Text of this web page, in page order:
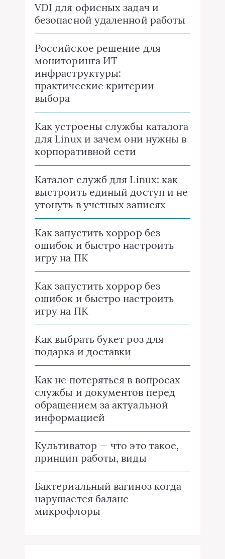
VDI для офисных задач и
безопасной удаленной работы
Российское решение для
мониторинга ИТ-
инфраструктуры:
практические критерии
выбора
Как устроены службы каталога
для Linux и зачем они нужны в
корпоративной сети
Каталог служб для Linux: как
выстроить единый доступ и не
утонуть в учетных записях
Как запустить хоррор без
ошибок и быстро настроить
игру на ПК
Как запустить хоррор без
ошибок и быстро настроить
игру на ПК
Как выбрать букет роз для
подарка и доставки
Как не потеряться в вопросах
службы и документов перед
обращением за актуальной
информацией
Культиватор — что это такое,
принцип работы, виды
Бактериальный вагиноз когда
нарушается баланс
микрофлоры